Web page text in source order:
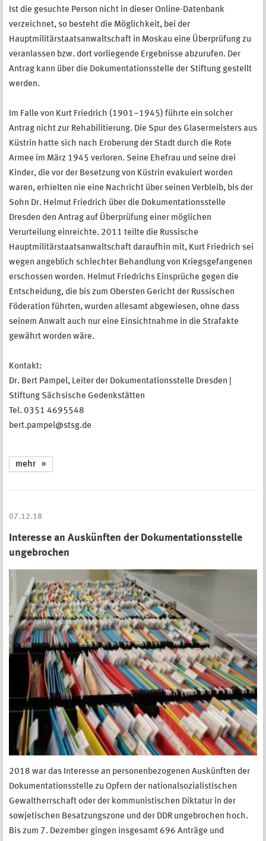
Ist die gesuchte Person nicht in dieser Online-Datenbank
verzeichnet, so besteht die Möglichkeit, bei der
Hauptmilitärstaatsanwaltschaft in Moskau eine Überprüfung zu
veranlassen bzw. dort vorliegende Ergebnisse abzurufen. Der
Antrag kann über die Dokumentationsstelle der Stiftung gestellt
werden.
Im Falle von Kurt Friedrich (1901–1945) führte ein solcher
Antrag nicht zur Rehabilitierung. Die Spur des Glasermeisters aus
Küstrin hatte sich nach Eroberung der Stadt durch die Rote
Armee im März 1945 verloren. Seine Ehefrau und seine drei
Kinder, die vor der Besetzung von Küstrin evakuiert worden
waren, erhielten nie eine Nachricht über seinen Verbleib, bis der
Sohn Dr. Helmut Friedrich über die Dokumentationsstelle
Dresden den Antrag auf Überprüfung einer möglichen
Verurteilung einreichte. 2011 teilte die Russische
Hauptmilitärstaatsanwaltschaft daraufhin mit, Kurt Friedrich sei
wegen angeblich schlechter Behandlung von Kriegsgefangenen
erschossen worden. Helmut Friedrichs Einsprüche gegen die
Entscheidung, die bis zum Obersten Gericht der Russischen
Föderation führten, wurden allesamt abgewiesen, ohne dass
seinem Anwalt auch nur eine Einsichtnahme in die Strafakte
gewährt worden wäre.
Kontakt:
Dr. Bert Pampel, Leiter der Dokumentationsstelle Dresden |
Stiftung Sächsische Gedenkstätten
Tel. 0351 4695548
bert.pampel@stsg.de
mehr
07.12.18
Interesse an Auskünften der Dokumentationsstelle
ungebrochen
2018 war das Interesse an personenbezogenen Auskünften der
Dokumentationsstelle zu Opfern der nationalsozialistischen
Gewaltherrschaft oder der kommunistischen Diktatur in der
sowjetischen Besatzungszone und der DDR ungebrochen hoch.
Bis zum 7. Dezember gingen insgesamt 696 Anträge und